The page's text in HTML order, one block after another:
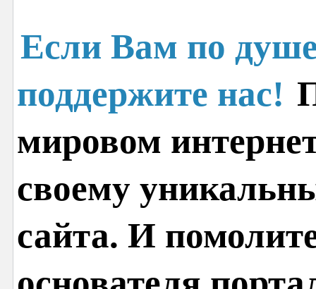
Если Вам по
поддержите нас!
мировом
своему
сайта. И